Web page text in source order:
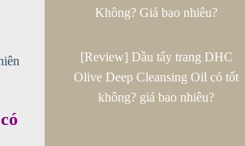
Không? Giá bao nhiêu?
[Review] Dầu tẩy trang DHC
Olive Deep Cleansing Oil có tốt
không? giá bao nhiêu?